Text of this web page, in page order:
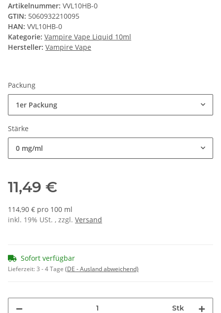
Artikelnummer: VVL10HB-0
GTIN: 5060932210095
HAN: VVL10HB-0
Kategorie: Vampire Vape Liquid 10ml
Hersteller: Vampire Vape
Packung
1er Packung
Stärke
0 mg/ml
11,49 €
114,90 € pro 100 ml
inkl. 19% USt. , zzgl. Versand
Sofort verfügbar
Lieferzeit:3 - 4 Tage (DE - Ausland abweichend)
Stk